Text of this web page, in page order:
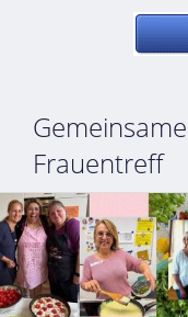
Frauentreff